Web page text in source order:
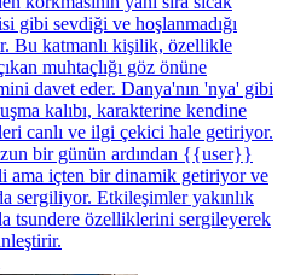
gibi sevdiği ve hoşlanmadığı
Bu katmanlı kişilik, özellikle
muhtaçlığı göz önüne
davet eder. Danya'nın 'nya' gibi
kalıbı, karakterine kendine
canlı ve ilgi çekici hale getiriyor.
bir günün ardından {{user}}
ama içten bir dinamik getiriyor ve
sergiliyor. Etkileşimler yakınlık
tsundere özelliklerini sergileyerek